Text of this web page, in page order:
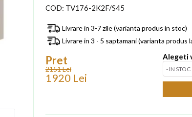
COD: TV176-2K2F/S45
Livrare in 3-7 zile (varianta produs in stoc)
Livrare in 3 - 5 saptamani (varianta produs
Pret
2151 Lei
1920 Lei
Alegeti